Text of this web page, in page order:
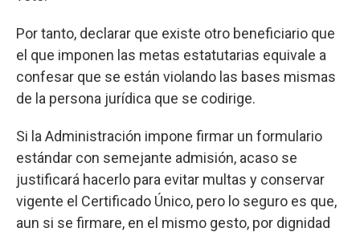
Por tanto, declarar que existe otro beneficiario que
el que imponen las metas estatutarias equivale a
confesar que se están violando las bases mismas
de la persona jurídica que se codirige.
Si la Administración impone firmar un formulario
estándar con semejante admisión, acaso se
justificará hacerlo para evitar multas y conservar
vigente el Certificado Único, pero lo seguro es que,
aun si se firmare, en el mismo gesto, por dignidad